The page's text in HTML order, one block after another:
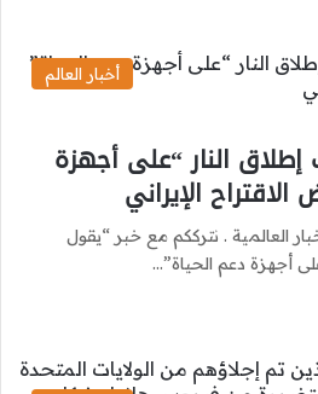
أخبار العالم
النار “على أجهزة
الإيراني
الأخبار العالمية . نترككم مع خبر “يقول
أجهزة دعم الحياة”…